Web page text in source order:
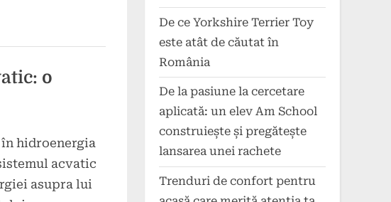
o
hidroenergia
acvatic
asupra lui
De ce Yorkshire Terrier Toy
este atât de căutat în
România
De la pasiune la cercetare
aplicată: un elev Am School
construiește și pregătește
lansarea unei rachete
Trenduri de confort pentru